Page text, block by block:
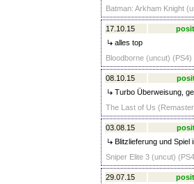
Batman: Arkham Knight
17.10.15
alles top
Bloodborne (uncut) (PS4)
08.10.15
Turbo Überweisung,
The Last of Us
03.08.15
Blitzlieferung und
Sniper Elite 3 (uncut)
29.07.15